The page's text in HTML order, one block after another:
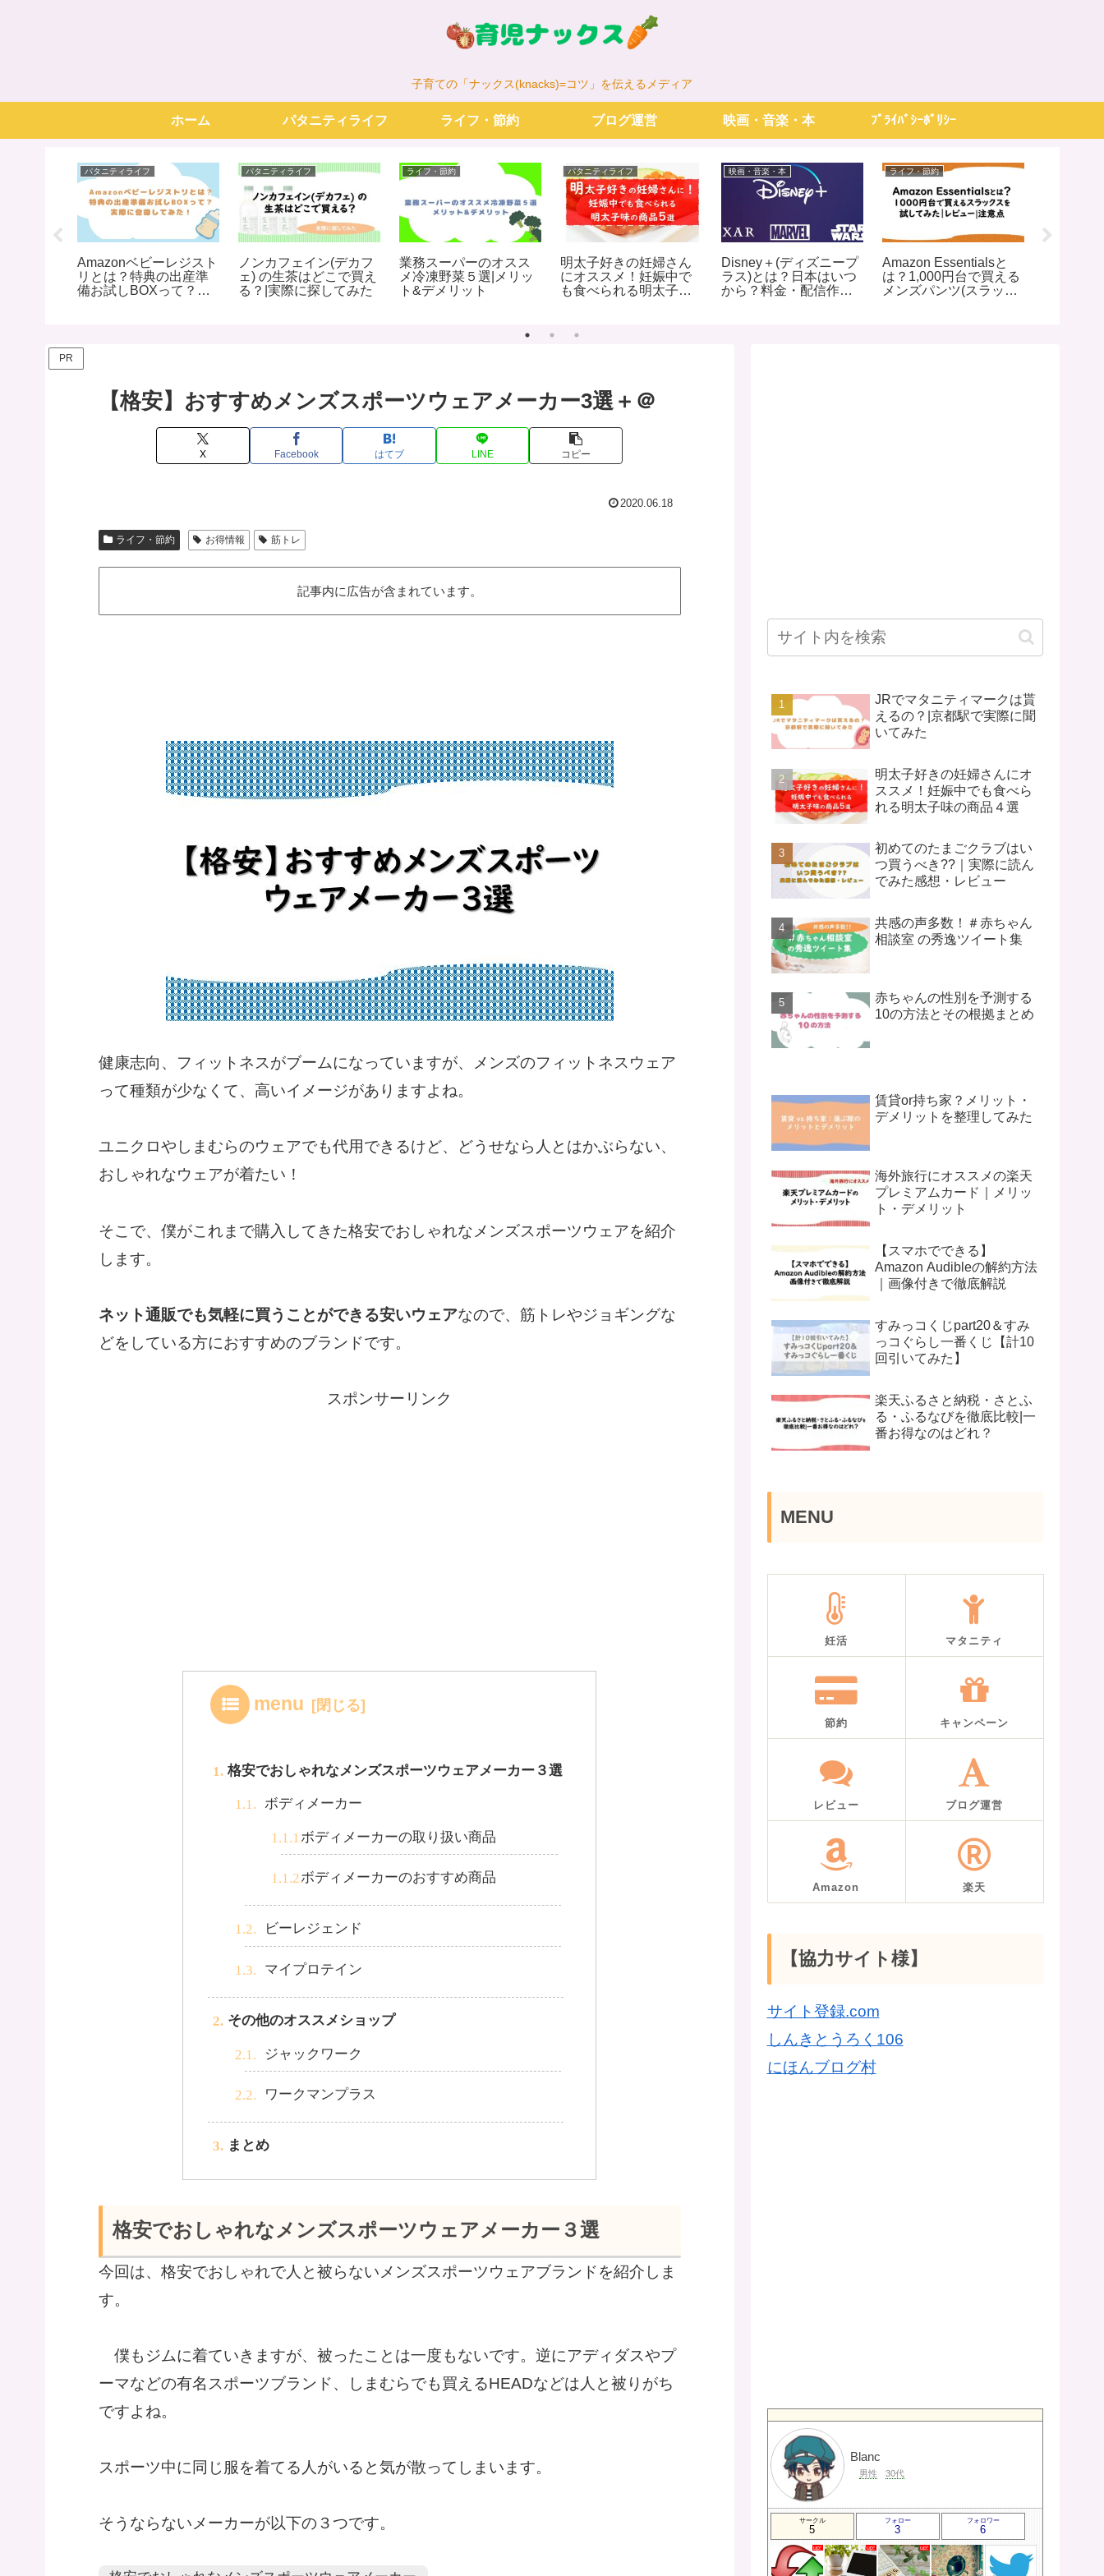
子育ての「ナックス(knacks)=コツ」を伝えるメディア
ホーム パタニティライフ ライフ・節約 ブログ運営 映画・音楽・本 ﾌﾟﾗｲﾊﾞｼｰﾎﾟﾘｼｰ
パタニティライフ
Amazonベビーレジスト
リとは？特典の出産準
備お試しBOXって？実
パタニティライフ
ノンカフェイン(デカフ
ェ) の生茶はどこで買え
る？|実際に探してみた
ライフ・節約
業務スーパーのオスス
メ冷凍野菜５選|メリッ
ト&デメリット
パタニティライフ
明太子好きの妊婦さん
にオススメ！妊娠中で
も食べられる明太子味
映画・音楽・本
Disney＋(ディズニープ
ラス)とは？日本はいつ
から？料金・配信作品
ライフ・節約
Amazon Essentialsと
は？1,000円台で買える
メンズパンツ(スラック
PR
【格安】おすすめメンズスポーツウェアメーカー3選＋＠
X Facebook はてブ LINE コピー
2020.06.18
ライフ・節約 お得情報 筋トレ
記事内に広告が含まれています。
健康志向、フィットネスがブームになっていますが、メンズのフィットネスウェア
って種類が少なくて、高いイメージがありますよね。
ユニクロやしまむらのウェアでも代用できるけど、どうせなら人とはかぶらない、
おしゃれなウェアが着たい！
そこで、僕がこれまで購入してきた格安でおしゃれなメンズスポーツウェアを紹介
します。
ネット通販でも気軽に買うことができる安いウェアなので、筋トレやジョギングな
どをしている方におすすめのブランドです。
スポンサーリンク
menu
格安でおしゃれなメンズスポーツウェアメーカー３選
ボディメーカー
ボディメーカーの取り扱い商品
ボディメーカーのおすすめ商品
ビーレジェンド
マイプロテイン
その他のオススメショップ
ジャックワーク
ワークマンプラス
まとめ
格安でおしゃれなメンズスポーツウェアメーカー３選
今回は、格安でおしゃれで人と被らないメンズスポーツウェアブランドを紹介しま
す。
僕もジムに着ていきますが、被ったことは一度もないです。逆にアディダスやプ
ーマなどの有名スポーツブランド、しまむらでも買えるHEADなどは人と被りがち
ですよね。
スポーツ中に同じ服を着てる人がいると気が散ってしまいます。
そうならないメーカーが以下の３つです。
JRでマタニティマークは貰
えるの？|京都駅で実際に聞
いてみた
明太子好きの妊婦さんにオ
ススメ！妊娠中でも食べら
れる明太子味の商品４選
初めてのたまごクラブはい
つ買うべき??｜実際に読ん
でみた感想・レビュー
共感の声多数！＃赤ちゃん
相談室 の秀逸ツイート集
赤ちゃんの性別を予測する
10の方法とその根拠まとめ
賃貸or持ち家？メリット・
デメリットを整理してみた
海外旅行にオススメの楽天
プレミアムカード｜メリッ
ト・デメリット
【スマホでできる】
Amazon Audibleの解約方法
｜画像付きで徹底解説
すみっコくじpart20＆すみ
っコぐらし一番くじ【計10
回引いてみた】
楽天ふるさと納税・さとふ
る・ふるなびを徹底比較|一
番お得なのはどれ？
MENU
妊活 マタニティ
節約 キャンペーン
レビュー ブログ運営
Amazon 楽天
【協力サイト様】
サイト登録.com
しんきとうろく106
にほんブログ村
Blanc
男性 30代
サークル
5
フォロー
3
フォロワー
6